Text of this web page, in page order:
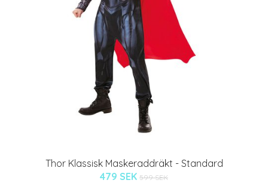
Thor Klassisk Maskeraddräkt - Standard
479 SEK 599 SEK